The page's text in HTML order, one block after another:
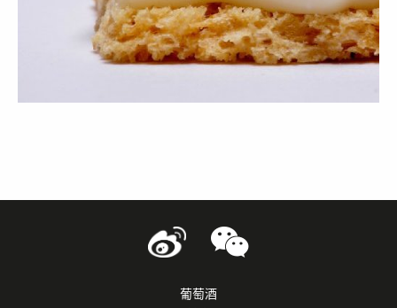
葡萄酒